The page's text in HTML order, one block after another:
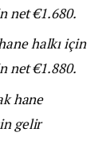
net €1.680.
halkı için
net €1.880.
hane
gelir